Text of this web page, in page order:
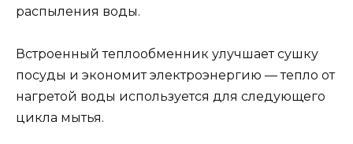
распыления воды.
Встроенный теплообменник улучшает сушку
посуды и экономит электроэнергию — тепло от
нагретой воды используется для следующего
цикла мытья.